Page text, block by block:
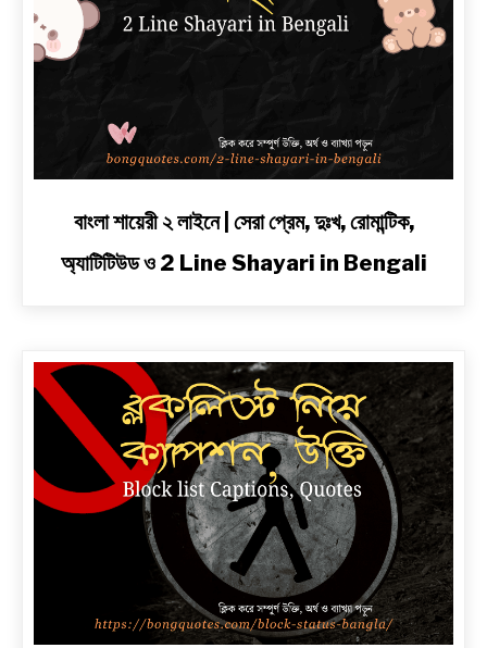
|
সেরা
প্রেম,
রোমান্টিক,
অ্যাটিটিউড
বাংলা শায়েরী ২ লাইনে | সেরা প্রেম, দুঃখ, রোমান্টিক,
অ্যাটিটিউড ও 2 Line Shayari in Bengali